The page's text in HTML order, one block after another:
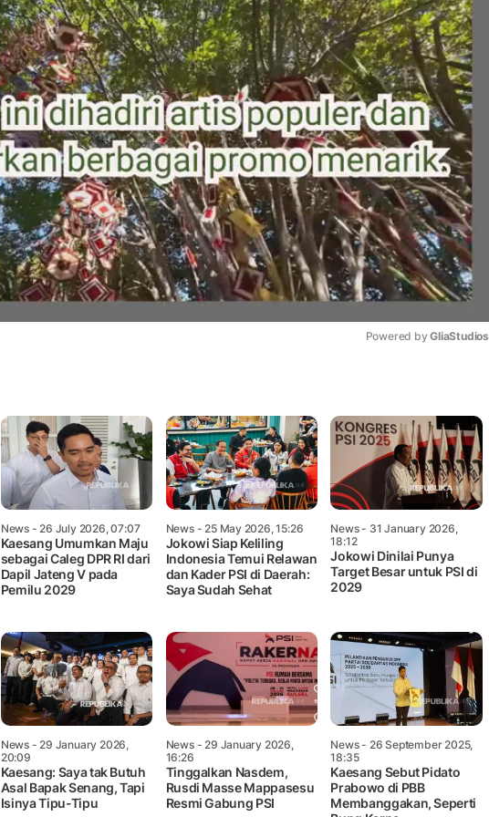
Powered by GliaStudios
News- 26 July 2026, 07:07
Kaesang Umumkan Maju
sebagai Caleg DPR RI dari
Dapil Jateng V pada
Pemilu 2029
News- 25 May 2026, 15:26
Jokowi Siap Keliling
Indonesia Temui Relawan
dan Kader PSI di Daerah:
Saya Sudah Sehat
News- 31 January 2026,
18:12
Jokowi Dinilai Punya
Target Besar untuk PSI di
2029
News- 29 January 2026,
20:09
Kaesang: Saya tak Butuh
Asal Bapak Senang, Tapi
Isinya Tipu-Tipu
News- 29 January 2026,
16:26
Tinggalkan Nasdem,
Rusdi Masse Mappasesu
Resmi Gabung PSI
News- 26 September 2025,
18:35
Kaesang Sebut Pidato
Prabowo di PBB
Membanggakan, Seperti